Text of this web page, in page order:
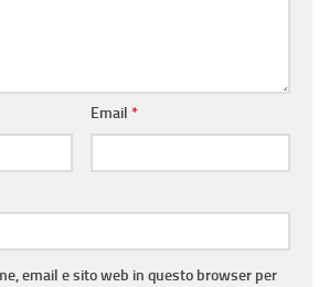
Email *
email e sito web in questo browser per